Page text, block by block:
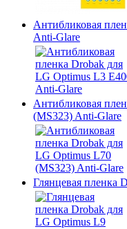
Антибликовая
Anti-Glare
Антибликовая
(MS323) Anti-Glare
Глянцевая пленка